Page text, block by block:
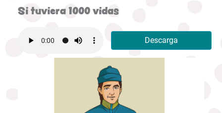
Actividades
Si tuviera 1000 vidas
Descarga